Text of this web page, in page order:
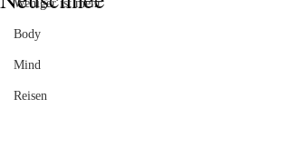
Weniger ist mehr
Body
Mind
Reisen